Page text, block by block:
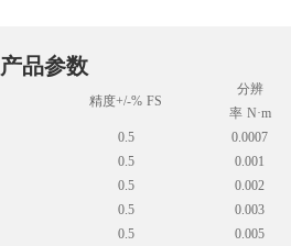
产品参数
精度+/-% FS
分辨
率 N·m
0.5
0.0007
0.5
0.001
0.5
0.002
0.5
0.003
0.5
0.005